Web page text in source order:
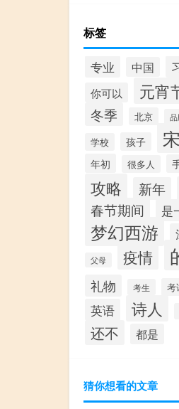
标签
专业 中国
你可以 元宵
冬季 北京
学校 孩子
年初 很多人
攻略 新年
春节期间 是
梦幻西游
父母 疫情
礼物 考生 考
英语 诗人
还不 都是
猜你想看的文章